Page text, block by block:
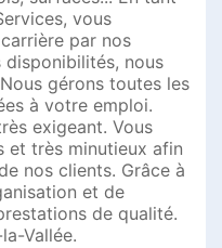
vous
par nos
nous
gérons toutes les
à votre emploi.
exigeant. Vous
et très minutieux afin
nos clients. Grâce à
et de
de qualité.
Vallée.